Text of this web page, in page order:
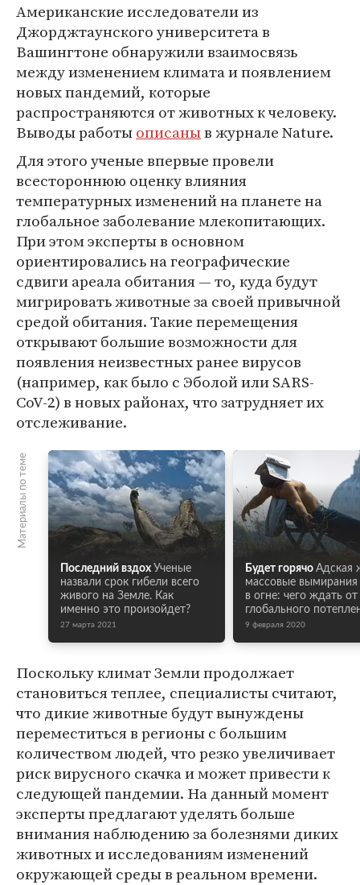
Американские исследователи из
Джорджтаунского университета в
Вашингтоне обнаружили взаимосвязь
между изменением климата и появлением
новых пандемий, которые
распространяются от животных к человеку.
Выводы работыописаныв журнале Nature.
Для этого ученые впервые провели
всестороннюю оценку влияния
температурных изменений на планете на
глобальное заболевание млекопитающих.
При этом эксперты в основном
ориентировались на географические
сдвиги ареала обитания — то, куда будут
мигрировать животные за своей привычной
средой обитания. Такие перемещения
открывают большие возможности для
появления неизвестных ранее вирусов
(например, как было с Эболой или SARS-
CoV-2) в новых районах, что затрудняет их
отслеживание.
Материалы по теме
Последний вздох Ученые
назвали срок гибели всего
живого на Земле. Как
именно это произойдет?
27 марта 2021
Будет горячо Адская
массовые вымирания
в огне: чего ждать от
глобального
9 февраля 2020
Поскольку климат Земли продолжает
становиться теплее, специалисты считают,
что дикие животные будут вынуждены
переместиться в регионы с большим
количеством людей, что резко увеличивает
риск вирусного скачка и может привести к
следующей пандемии. На данный момент
эксперты предлагают уделять больше
внимания наблюдению за болезнями диких
животных и исследованиям изменений
окружающей среды в реальном времени.